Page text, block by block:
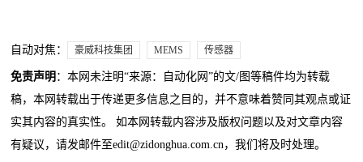
自动对焦： 豪威科技集团 MEMS 传感器
免责声明 ：本网未注明“来源：自动化网”的文/图等稿件均为转载
稿，本网转载出于传递更多信息之目的，并不意味着赞同其观点或证
实其内容的真实性。 如本网转载内容涉及版权问题以及对文章内容
有疑议，请发邮件至edit@zidonghua.com.cn，我们将及时处理。